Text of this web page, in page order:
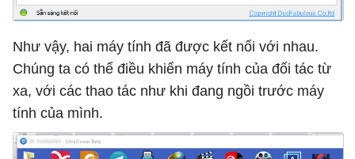
Như vậy, hai máy tính đã được kết nối với nhau.
Chúng ta có thể điều khiển máy tính của đối tác từ
xa, với các thao tác như khi đang ngồi trước máy
tính của mình.